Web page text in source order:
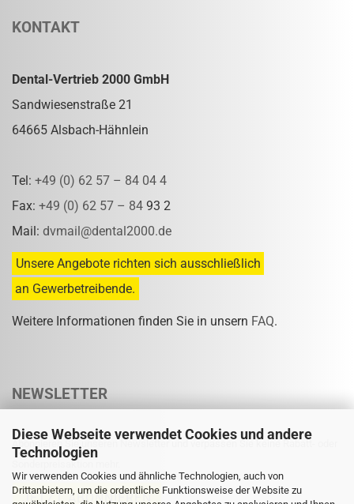
Diese Webseite verwendet Cookies und andere
Technologien
Wir verwenden Cookies und ähnliche Technologien, auch von
Drittanbietern, um die ordentliche Funktionsweise der Website zu
KONTAKT
Dental-Vertrieb 2000 GmbH
Sandwiesenstraße 21
64665 Alsbach-Hähnlein
Tel: +49 (0) 62 57 – 84 04 4
Fax: +49 (0) 62 57 – 84 93 2
Mail: dvmail@dental2000.de
Unsere Angebote richten sich ausschließlich
an Gewerbetreibende.
Weitere Informationen finden Sie in unsern FAQ.
NEWSLETTER
Abonnieren Sie unseren Newsletter und verpassen Sie keine Rabatt- oder
Sonderpreisaktion mehr.